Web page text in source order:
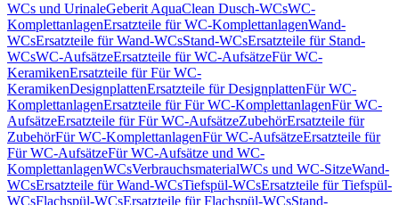
WCs und UrinaleGeberit AquaClean Dusch-WCsWC-
KomplettanlagenErsatzteile für WC-KomplettanlagenWand-
WCsErsatzteile für Wand-WCsStand-WCsErsatzteile für Stand-
WCsWC-AufsätzeErsatzteile für WC-AufsätzeFür WC-
KeramikenErsatzteile für Für WC-
KeramikenDesignplattenErsatzteile für DesignplattenFür WC-
KomplettanlagenErsatzteile für Für WC-KomplettanlagenFür WC-
AufsätzeErsatzteile für Für WC-AufsätzeZubehörErsatzteile für
ZubehörFür WC-KomplettanlagenFür WC-AufsätzeErsatzteile für
Für WC-AufsätzeFür WC-Aufsätze und WC-
KomplettanlagenWCsVerbrauchsmaterialWCs und WC-SitzeWand-
WCsErsatzteile für Wand-WCsTiefspül-WCsErsatzteile für Tiefspül-
WCsFlachspül-WCsErsatzteile für Flachspül-WCsStand-